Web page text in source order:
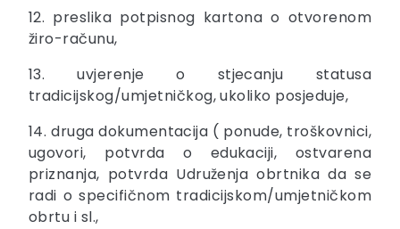
12. preslika potpisnog kartona o otvorenom
žiro-računu,
13. uvjerenje o stjecanju statusa
tradicijskog/umjetničkog, ukoliko posjeduje,
14. druga dokumentacija ( ponude, troškovnici,
ugovori, potvrda o edukaciji, ostvarena
priznanja, potvrda Udruženja obrtnika da se
radi o specifičnom tradicijskom/umjetničkom
obrtu i sl.,